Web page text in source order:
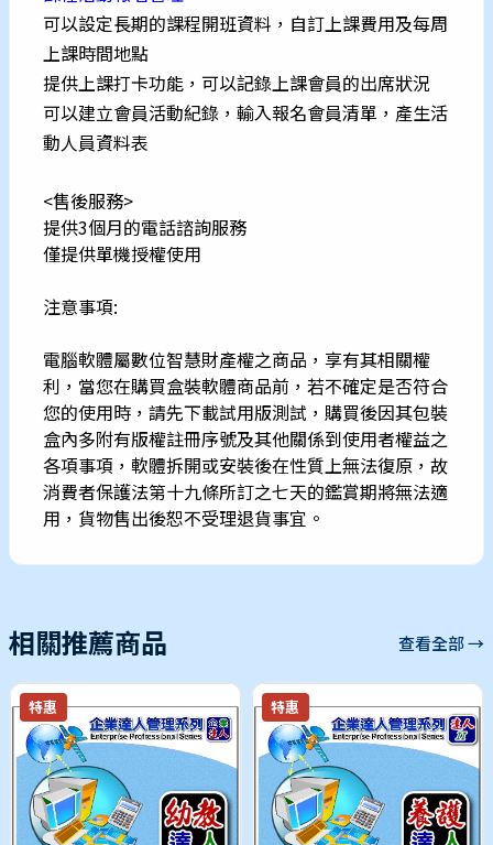
可以設定長期的課程開班資料，自訂上課費用及每周
上課時間地點
提供上課打卡功能，可以記錄上課會員的出席狀況
可以建立會員活動紀錄，輸入報名會員清單，產生活
動人員資料表
<售後服務>
提供3個月的電話諮詢服務
僅提供單機授權使用
注意事項:
電腦軟體屬數位智慧財產權之商品，享有其相關權
利，當您在購買盒裝軟體商品前，若不確定是否符合
您的使用時，請先下載試用版測試，購買後因其包裝
盒內多附有版權註冊序號及其他關係到使用者權益之
各項事項，軟體拆開或安裝後在性質上無法復原，故
消費者保護法第十九條所訂之七天的鑑賞期將無法適
用，貨物售出後恕不受理退貨事宜。
相關推薦商品 查看全部 →
特惠 特惠